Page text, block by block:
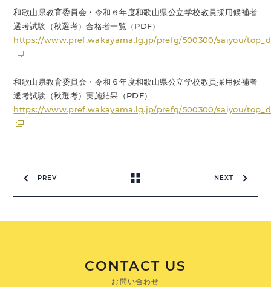
和歌山県教育委員会・令和６年度和歌山県公立学校教員採用候補者
選考試験（秋選考）合格者一覧（PDF）
https://www.pref.wakayama.lg.jp/prefg/500300/saiyou/
和歌山県教育委員会・令和６年度和歌山県公立学校教員採用候補者
選考試験（秋選考）実施結果（PDF）
https://www.pref.wakayama.lg.jp/prefg/500300/saiyou/
PREV NEXT
CONTACT US
お問い合わせ